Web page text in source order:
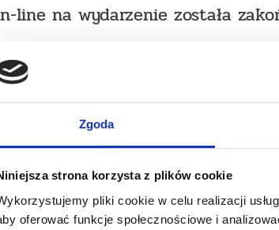
Zgoda
strona korzysta z plików cookie
pliki cookie w celu realizacji
oferować funkcje społecznościowe i
line na wydarzenie została